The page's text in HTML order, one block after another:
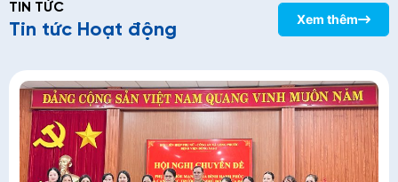
TIN TỨC
Tin tức Hoạt động
Xem thêm